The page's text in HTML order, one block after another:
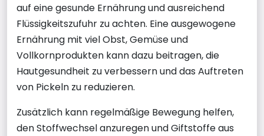
auf eine gesunde Ernährung und ausreichend
Flüssigkeitszufuhr zu achten. Eine ausgewogene
Ernährung mit viel Obst, Gemüse und
Vollkornprodukten kann dazu beitragen, die
Hautgesundheit zu verbessern und das Auftreten
von Pickeln zu reduzieren.
Zusätzlich kann regelmäßige Bewegung helfen,
den Stoffwechsel anzuregen und Giftstoffe aus